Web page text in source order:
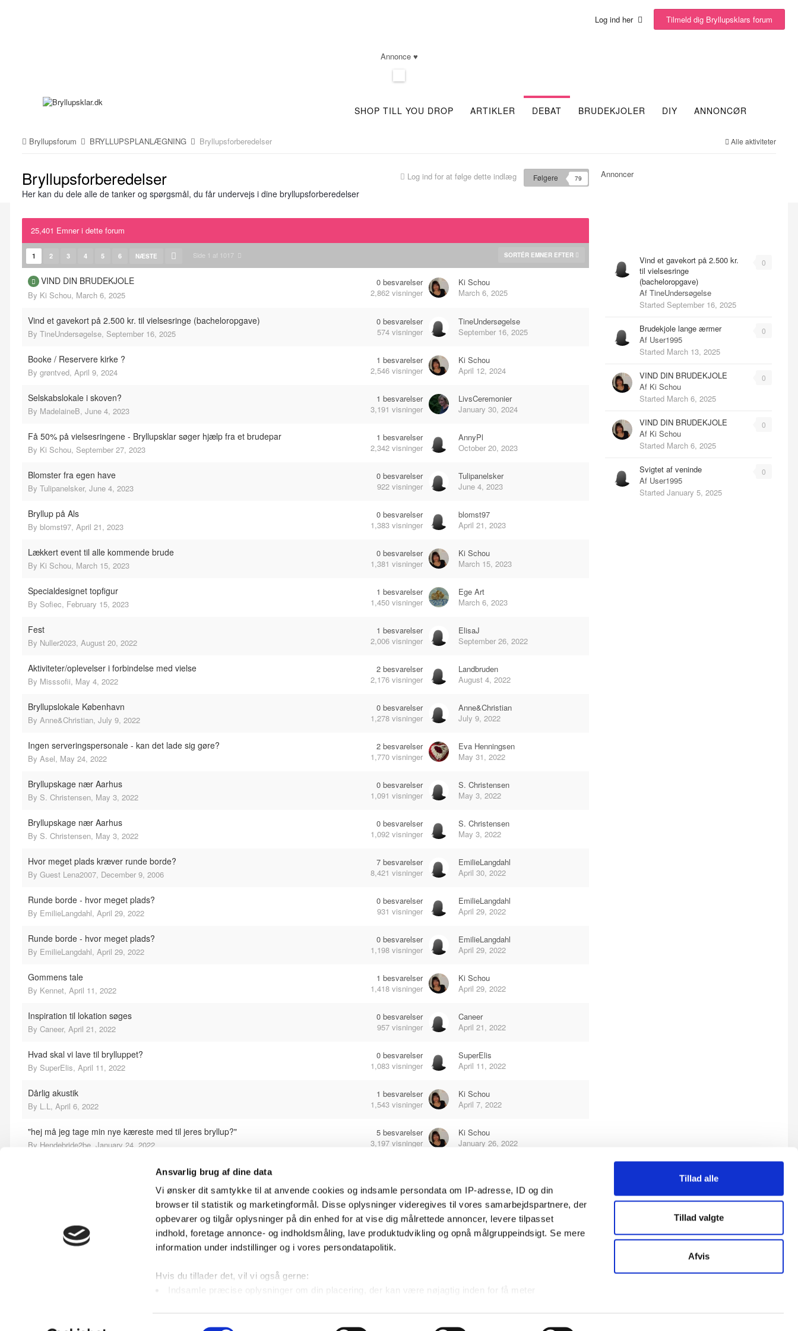
Ansvarlig brug af dine data
Vi ønsker dit samtykke til at anvende cookies og indsamle persondata om IP-adresse, ID og din
browser til statistik og marketingformål. Disse oplysninger videregives til vores samarbejdspartnere, der
opbevarer og tilgår oplysninger på din enhed for at vise dig målrettede annoncer, levere tilpasset
indhold, foretage annonce- og indholdsmåling, lave produktudvikling og opnå målgruppeindsigt. Se mere
information under indstillinger og i vores persondatapolitik.
Hvis du tillader det, vil vi også gerne:
Samtykkevalg
Tillad alle
Tillad valgte
Afvis
Log ind her Tilmeld dig Bryllupsklars forum
Annonce ♥
SHOP TILL YOU DROP ARTIKLER DEBAT BRUDEKJOLER DIY ANNONCØR
Alle aktiviteter
Bryllupsforum BRYLLUPSPLANLÆGNING Bryllupsforberedelser
Bryllupsforberedelser Log ind for at følge dette indlæg Følgere 79
Her kan du dele alle de tanker og spørgsmål, du får undervejs i dine bryllupsforberedelser
25,401 Emner i dette forum
SORTÉR EMNER EFTER
1 2 3 4 5 6 NÆSTE Side 1 af 1017
VIND DIN BRUDEKJOLE
By Ki Schou, March 6, 2025
0 besvarelser
2,862 visninger
Ki Schou
March 6, 2025
Vind et gavekort på 2.500 kr. til vielsesringe (bacheloropgave)
By TineUndersøgelse, September 16, 2025
0 besvarelser
574 visninger
TineUndersøgelse
September 16, 2025
Booke / Reservere kirke ?
By grøntved, April 9, 2024
1 besvarelser
2,546 visninger
Ki Schou
April 12, 2024
Selskabslokale i skoven?
By MadelaineB, June 4, 2023
1 besvarelser
3,191 visninger
LivsCeremonier
January 30, 2024
Få 50% på vielsesringene - Bryllupsklar søger hjælp fra et brudepar
By Ki Schou, September 27, 2023
1 besvarelser
2,342 visninger
AnnyPl
October 20, 2023
Blomster fra egen have
By Tulipanelsker, June 4, 2023
0 besvarelser
922 visninger
Tulipanelsker
June 4, 2023
Bryllup på Als
By blomst97, April 21, 2023
0 besvarelser
1,383 visninger
blomst97
April 21, 2023
Lækkert event til alle kommende brude
By Ki Schou, March 15, 2023
0 besvarelser
1,381 visninger
Ki Schou
March 15, 2023
Specialdesignet topfigur
By Sofiec, February 15, 2023
1 besvarelser
1,450 visninger
Ege Art
March 6, 2023
Fest
By Nuller2023, August 20, 2022
1 besvarelser
2,006 visninger
ElisaJ
September 26, 2022
Aktiviteter/oplevelser i forbindelse med vielse
By Misssofii, May 4, 2022
2 besvarelser
2,176 visninger
Landbruden
August 4, 2022
Bryllupslokale København
By Anne&Christian, July 9, 2022
0 besvarelser
1,278 visninger
Anne&Christian
July 9, 2022
Ingen serveringspersonale - kan det lade sig gøre?
By Asel, May 24, 2022
2 besvarelser
1,770 visninger
Eva Henningsen
May 31, 2022
Bryllupskage nær Aarhus
By S. Christensen, May 3, 2022
0 besvarelser
1,091 visninger
S. Christensen
May 3, 2022
Bryllupskage nær Aarhus
By S. Christensen, May 3, 2022
0 besvarelser
1,092 visninger
S. Christensen
May 3, 2022
Hvor meget plads kræver runde borde?
By Guest Lena2007, December 9, 2006
7 besvarelser
8,421 visninger
EmilieLangdahl
April 30, 2022
Runde borde - hvor meget plads?
By EmilieLangdahl, April 29, 2022
0 besvarelser
931 visninger
EmilieLangdahl
April 29, 2022
Runde borde - hvor meget plads?
By EmilieLangdahl, April 29, 2022
0 besvarelser
1,198 visninger
EmilieLangdahl
April 29, 2022
Gommens tale
By Kennet, April 11, 2022
1 besvarelser
1,418 visninger
Ki Schou
April 29, 2022
Inspiration til lokation søges
By Caneer, April 21, 2022
0 besvarelser
957 visninger
Caneer
April 21, 2022
Hvad skal vi lave til brylluppet?
By SuperElis, April 11, 2022
0 besvarelser
1,083 visninger
SuperElis
April 11, 2022
Dårlig akustik
By L.L, April 6, 2022
1 besvarelser
1,543 visninger
Ki Schou
April 7, 2022
"hej må jeg tage min nye kæreste med til jeres bryllup?"
By Hendebride2be January 24, 2022
5 besvarelser
3,197 visninger
Ki Schou
January 26, 2022
January 6, 2022
1 besvarelser
1,403 visninger
Landbruden
January 15, 2022
3 4 NÆSTE Side 1 af 1017
Annoncer
0
Vind et gavekort på 2.500 kr.
til vielsesringe
(bacheloropgave)
Af TineUndersøgelse
Started September 16, 2025
0
Brudekjole lange ærmer
Af User1995
Started March 13, 2025
0
VIND DIN BRUDEKJOLE
Af Ki Schou
Started March 6, 2025
0
VIND DIN BRUDEKJOLE
Af Ki Schou
Started March 6, 2025
0
Svigtet af veninde
Af User1995
Started January 5, 2025
BRYLLUPSPLANLÆGNING Bryllupsforberedelser